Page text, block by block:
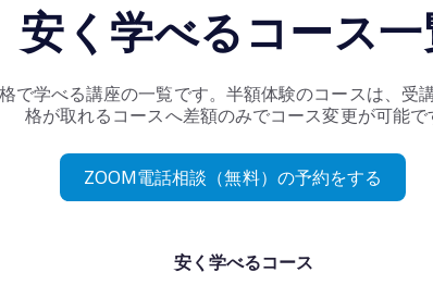
安く学べるコース
で学べる講座の一覧です。半額体験のコースは、受
格が取れるコースへ差額のみでコース変更が可能で
ZOOM電話相談（無料）の予約をする
安く学べるコース